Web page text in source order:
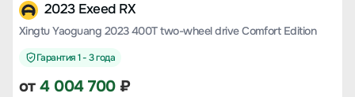
2023 Exeed RX
Xingtu Yaoguang 2023 400T two-wheel drive Comfort Edition
Гарантия 1 - 3 года
от4 004 700₽